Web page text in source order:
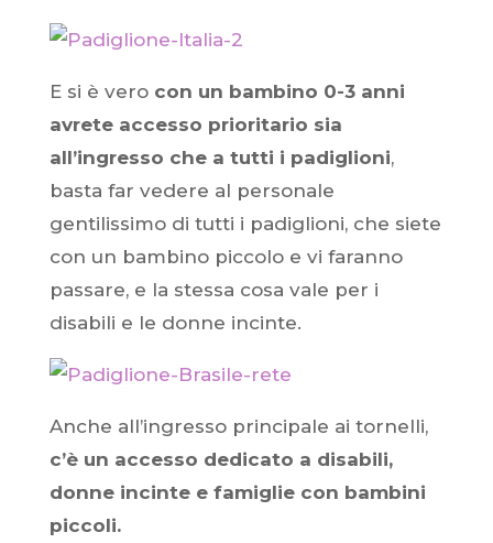
E si è vero con un bambino 0-3 anni
avrete accesso prioritario sia
all’ingresso che a tutti i padiglioni,
basta far vedere al personale
gentilissimo di tutti i padiglioni, che siete
con un bambino piccolo e vi faranno
passare, e la stessa cosa vale per i
disabili e le donne incinte.
Anche all’ingresso principale ai tornelli,
c’è un accesso dedicato a disabili,
donne incinte e famiglie con bambini
piccoli.